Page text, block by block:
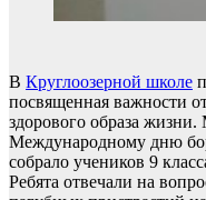
В Круглоозерной школе
посвященная важности
здорового образа
Международному дню
собрало учеников 9
Ребята отвечали на